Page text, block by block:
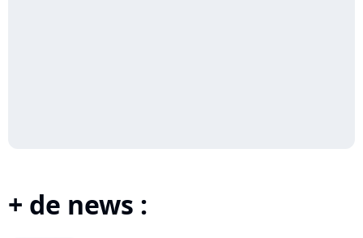
+ de news :